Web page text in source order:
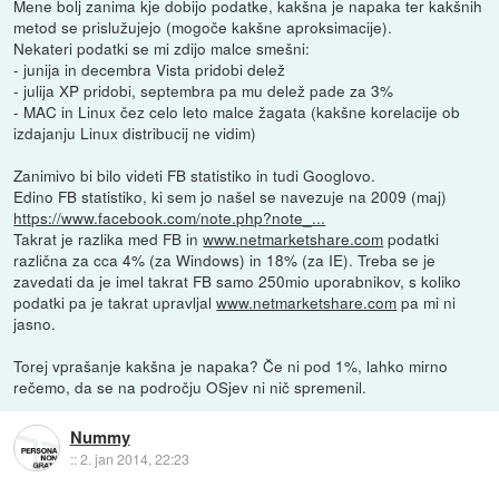
Mene bolj zanima kje dobijo podatke, kakšna je napaka ter kakšnih
metod se prislužujejo (mogoče kakšne aproksimacije).
Nekateri podatki se mi zdijo malce smešni:
- junija in decembra Vista pridobi delež
- julija XP pridobi, septembra pa mu delež pade za 3%
- MAC in Linux čez celo leto malce žagata (kakšne korelacije ob
izdajanju Linux distribucij ne vidim)
Zanimivo bi bilo videti FB statistiko in tudi Googlovo.
Edino FB statistiko, ki sem jo našel se navezuje na 2009 (maj)
https://www.facebook.com/note.php?note_...
Takrat je razlika med FB inwww.netmarketshare.com podatki
različna za cca 4% (za Windows) in 18% (za IE). Treba se je
zavedati da je imel takrat FB samo 250mio uporabnikov, s koliko
podatki pa je takrat upravljalwww.netmarketshare.com pa mi ni
jasno.
Torej vprašanje kakšna je napaka? Če ni pod 1%, lahko mirno
rečemo, da se na področju OSjev ni nič spremenil.
Nummy
::2. jan 2014, 22:23